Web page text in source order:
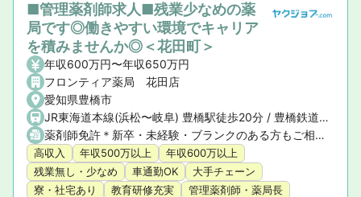
■管理薬剤師求人■残業少なめの薬
局です◎働きやすい環境でキャリア
を積みませんか◎＜花田町＞
年収600万円〜年収650万円
フロンティア薬局 花田店
愛知県豊橋市
JR東海道本線(浜松〜岐阜) 豊橋駅徒歩20分 / 豊橋鉄道渥美線 新豊橋駅徒歩23分 / 豊橋鉄道東田本線 駅前駅徒歩21分
薬剤師免許＊新卒・未経験・ブランクのある方もご相談ください
高収入 年収500万以上
年収600万以上
残業無し・少なめ
車通勤OK
大手チェーン
寮・社宅あり
教育研修充実 管理薬剤師・薬局長